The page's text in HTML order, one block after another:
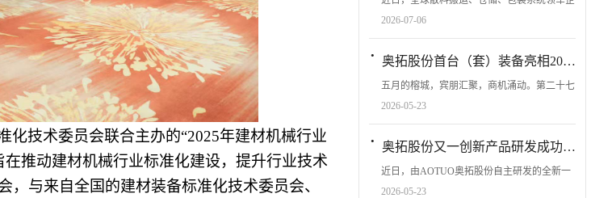
技术委员会联合主办的“2025年建材机械行业
推动建材机械行业标准化建设，提升行业技术
，与来自全国的建材装备标准化技术委员会、
业德国IBAU HAMBURG代表团莅临杭州奥拓
就散料港口装卸及仓储、包装、智...
2026-07-06
· 奥拓股份首台（套）装备亮相2026福州水泥展，圆满收官!The first (set) equipment of Aotuo was showcased. The 2026 Fuzhou Cement Exhibition came to a successful conclusion!
五月的榕城，宾朋汇聚，商机涌动。第二十七
届国际水泥技术及装备展览会于 2026 年 5 月
下简称“AOTUO奥...
2026-05-23
· 奥拓股份又一创新产品研发成功顺利投产Aotuo has successfully developed another innovative product and it has been successfully put into production.
近日，由AOTUO奥拓股份自主研发的全新一
代“双头双回转环保粉料装船机”在梧州港码头
2026-05-23